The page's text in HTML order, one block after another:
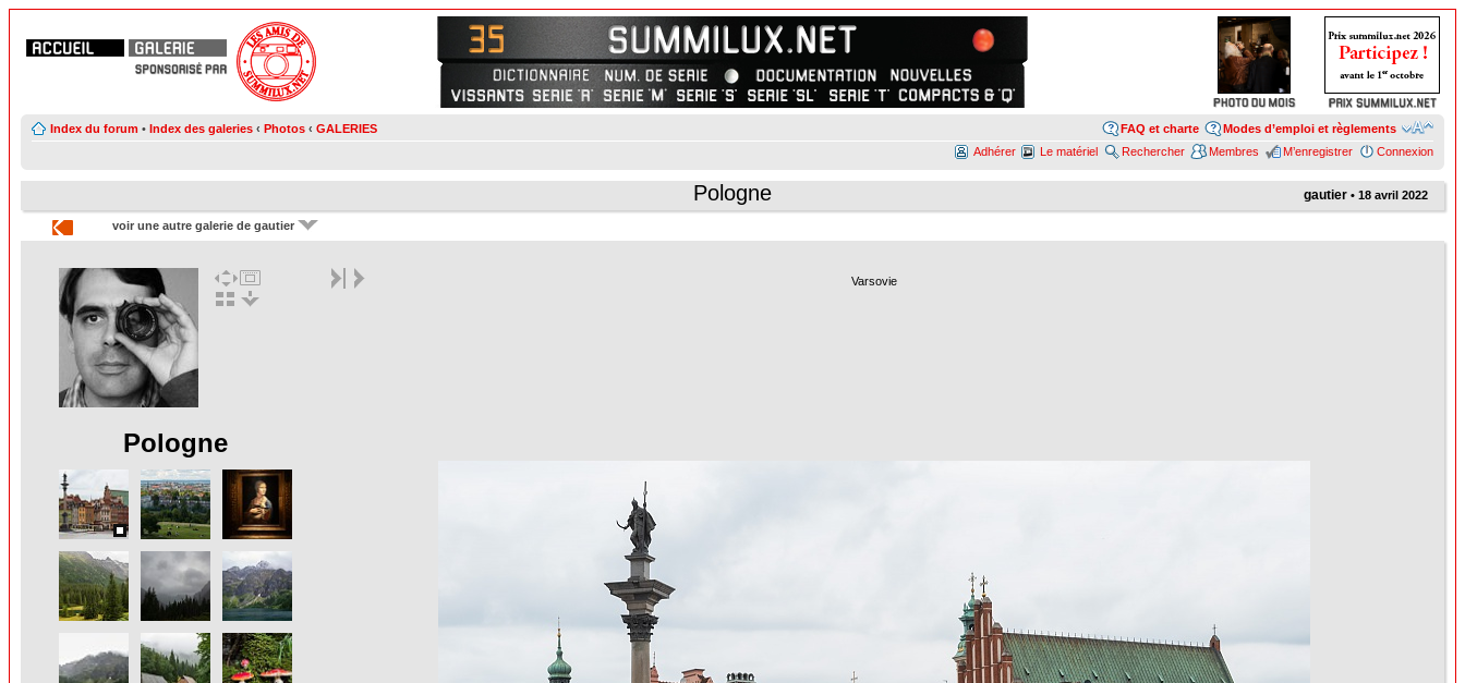
Index du forum • Index des galeries ‹ Photos ‹ GALERIES Modes d’emploi et règlements
FAQ et charte
Connexion
M’enregistrer
Membres
Rechercher
Le matériel
Adhérer
gautier • 18 avril 2022
Pologne
voir une autre galerie de gautier
Pologne
Varsovie